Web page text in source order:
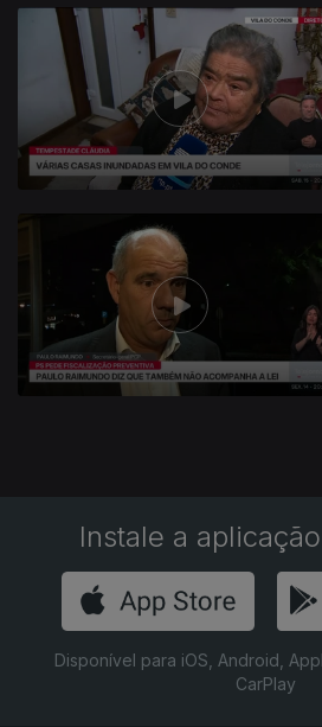
889558
Instale a aplicação
Disponível para iOS, Android,
CarPlay